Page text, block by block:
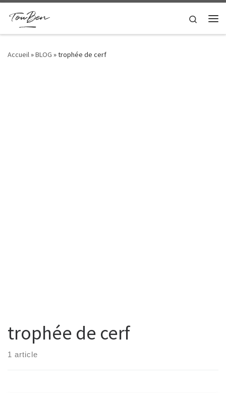
Passer au contenu
Search
Accueil»BLOG »trophée de cerf
trophée de cerf
1 article